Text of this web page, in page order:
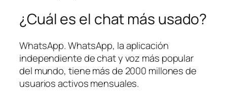
¿Cuál es el chat más usado?
WhatsApp. WhatsApp, la aplicación
independiente de chat y voz más popular
del mundo, tiene más de 2000 millones de
usuarios activos mensuales.